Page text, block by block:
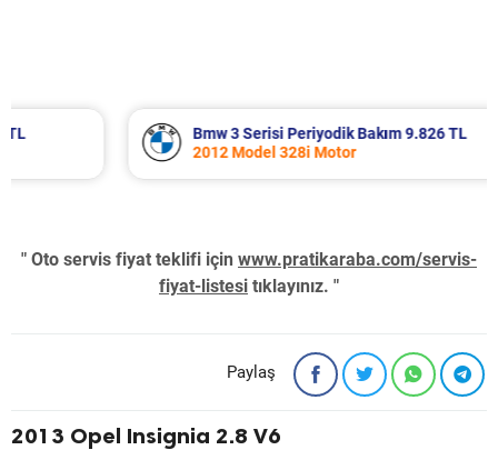
Bmw 3 Serisi Periyodik Bakım 9.826 TL
2012 Model 328i Motor
" Oto servis fiyat teklifi için www.pratikaraba.com/servis-
fiyat-listesi tıklayınız. "
Paylaş
2013 Opel Insignia 2.8 V6